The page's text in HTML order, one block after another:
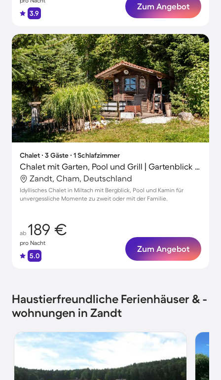
3.9
Zum Angebot
Chalet ∙ 3 Gäste ∙ 1 Schlafzimmer
Chalet mit Garten, Pool und Grill | Gartenblick | Ideal für Homeoffice
Zandt, Cham, Deutschland
Idyllisches Chalet in Miltach mit Bergblick, Pool und Kamin für
unvergessliche Momente zu zweit oder mit der Familie.
ab 189 €
pro Nacht
5.0
Zum Angebot
Haustierfreundliche Ferienhäuser & -
wohnungen in Zandt